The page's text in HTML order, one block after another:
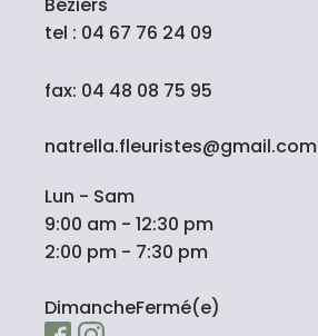
Béziers
tel : 04 67 76 24 09
fax: 04 48 08 75 95
natrella.fleuristes@gmail.com
Lun - Sam
9:00 am - 12:30 pm
2:00 pm - 7:30 pm
DimancheFermé(e)